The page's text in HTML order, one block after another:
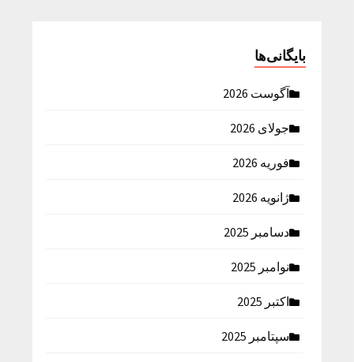
بایگانی‌ها
آگوست 2026
جولای 2026
فوریه 2026
ژانویه 2026
دسامبر 2025
نوامبر 2025
اکتبر 2025
سپتامبر 2025